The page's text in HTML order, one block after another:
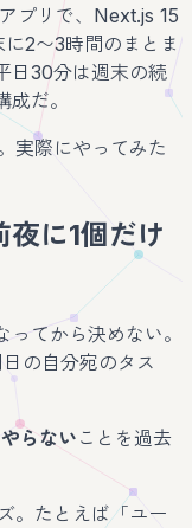
プリで、Next.js 15
2〜3時間のまとま
日30分は週末の続
だ。
実際にやってみた
に1個だけ
てから決めない。
の自分宛のタス
らない ことを過去
。たとえば「ユー